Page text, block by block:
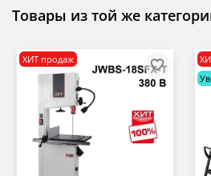
Товары из той же
ХИТ продаж